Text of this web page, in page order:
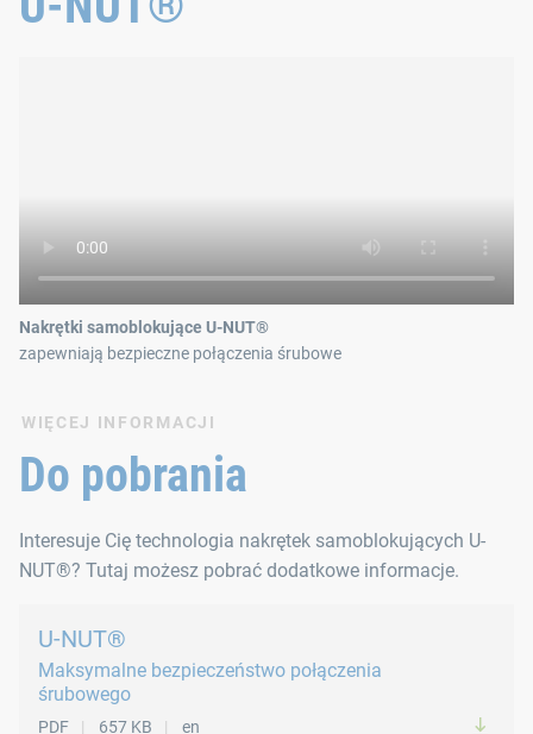
Nakrętki samoblokujące U-NUT®
zapewniają bezpieczne połączenia śrubowe
WIĘCEJ INFORMACJI
Do pobrania
Interesuje Cię technologia nakrętek samoblokujących U-
NUT®? Tutaj możesz pobrać dodatkowe informacje.
U-NUT®
Maksymalne bezpieczeństwo połączenia
śrubowego
PDF 657 KB en